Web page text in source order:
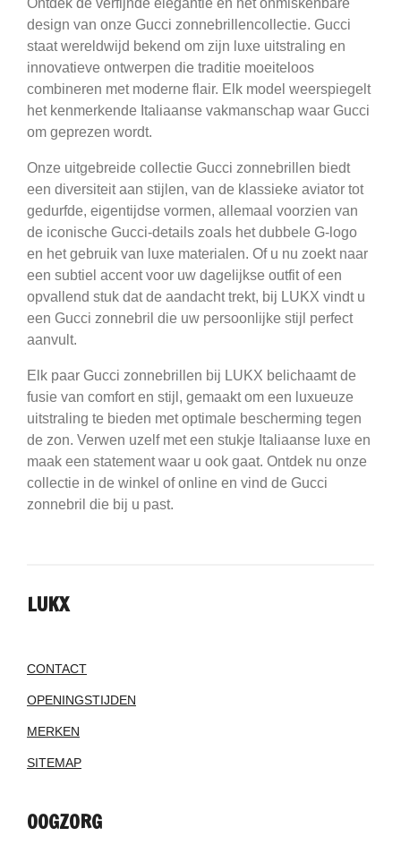
Ontdek de verfijnde elegantie en het onmiskenbare
design van onze Gucci zonnebrillencollectie. Gucci
staat wereldwijd bekend om zijn luxe uitstraling en
innovatieve ontwerpen die traditie moeiteloos
combineren met moderne flair. Elk model weerspiegelt
het kenmerkende Italiaanse vakmanschap waar Gucci
om geprezen wordt.
Onze uitgebreide collectie Gucci zonnebrillen biedt
een diversiteit aan stijlen, van de klassieke aviator tot
gedurfde, eigentijdse vormen, allemaal voorzien van
de iconische Gucci-details zoals het dubbele G-logo
en het gebruik van luxe materialen. Of u nu zoekt naar
een subtiel accent voor uw dagelijkse outfit of een
opvallend stuk dat de aandacht trekt, bij LUKX vindt u
een Gucci zonnebril die uw persoonlijke stijl perfect
aanvult.
Elk paar Gucci zonnebrillen bij LUKX belichaamt de
fusie van comfort en stijl, gemaakt om een luxueuze
uitstraling te bieden met optimale bescherming tegen
de zon. Verwen uzelf met een stukje Italiaanse luxe en
maak een statement waar u ook gaat. Ontdek nu onze
collectie in de winkel of online en vind de Gucci
zonnebril die bij u past.
LUKX
CONTACT
OPENINGSTIJDEN
MERKEN
SITEMAP
OOGZORG